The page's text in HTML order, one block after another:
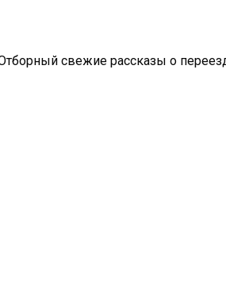
свежие рассказы о